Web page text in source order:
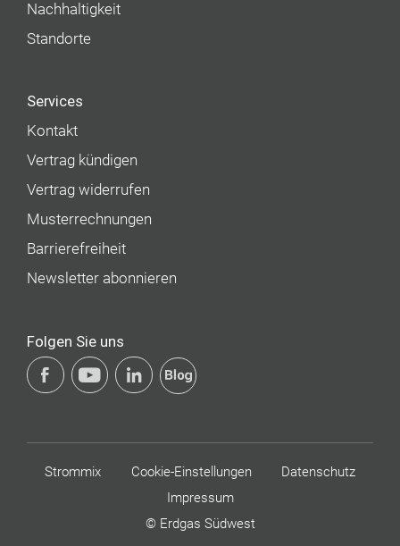
Nachhaltigkeit
Standorte
Services
Kontakt
Vertrag kündigen
Vertrag widerrufen
Musterrechnungen
Barrierefreiheit
Newsletter abonnieren
Folgen Sie uns
Strommix Cookie-Einstellungen
Datenschutz
Impressum
© Erdgas Südwest